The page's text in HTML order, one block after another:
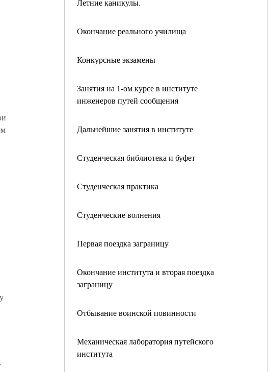
Летние каникулы.
Окончание реального училища
Конкурсные экзамены
Занятия на 1-ом курсе в институте
инженеров путей сообщения
Дальнейшие занятия в институте
Студенческая библиотека и буфет
Студенческая практика
Студенческие волнения
Первая поездка заграницу
Окончание института и вторая поездка
заграницу
Отбывание воинской повинности
Механическая лаборатория путейского
института